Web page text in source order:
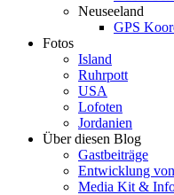
Neuseeland
GPS
Fotos
Island
Ruhrpott
USA
Lofoten
Jordanien
Über diesen Blog
Gastbeiträge
Entwicklung
Media Kit &